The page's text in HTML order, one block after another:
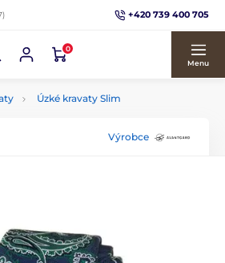
+420 739 400 705
0
Menu
Úzké kravaty Slim
Výrobce